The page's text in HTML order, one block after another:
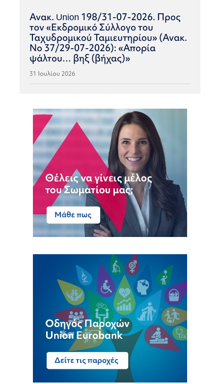
Ανακ. Union 198/31-07-2026. Προς
τον «Εκδρομικό Σύλλογο του
Ταχυδρομικού Ταμιευτηρίου» (Ανακ.
Νο 37/29-07-2026): «Απορία
ψάλτου… βηξ (βήχας)»
31 Ιουλίου 2026